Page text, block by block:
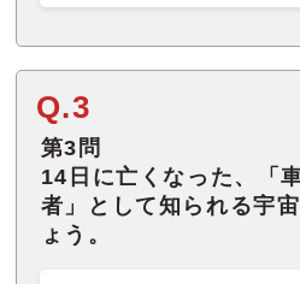
Q.3
第3問
14日に亡くなった、「
者」として知られる宇
ょう。